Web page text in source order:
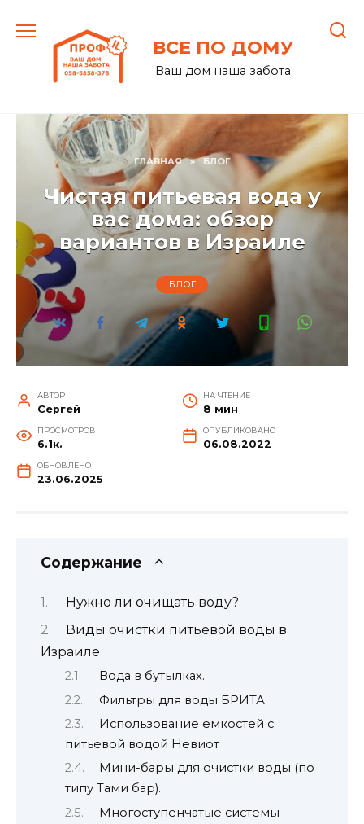
содержанию
ВСЕ ПО ДОМУ
Ваш дом наша забота
ГЛАВНАЯ » БЛОГ
Чистая питьевая вода у
вас дома: обзор
вариантов в Израиле
БЛОГ
АВТОР
Сергей
НА ЧТЕНИЕ
8 мин
ПРОСМОТРОВ
6.1к.
ОПУБЛИКОВАНО
06.08.2022
ОБНОВЛЕНО
23.06.2025
Содержание
Нужно ли очищать воду?
Виды очистки питьевой воды в
Израиле
Вода в бутылках.
Фильтры для воды БРИТА
Использование емкостей с
питьевой водой Невиот
Мини-бары для очистки воды (по
типу Тами бар).
Многоступенчатые системы